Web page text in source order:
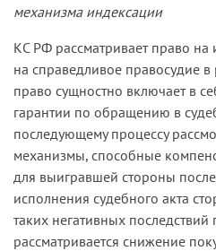
механизма индексации
КС РФ рассматривает право на
на справедливое правосудие
право сущностно включает в
гарантии по обращению в
последующему процессу
механизмы, способные
для выигравшей стороны
исполнения судебного акта
таких негативных последствий
рассматривается снижение